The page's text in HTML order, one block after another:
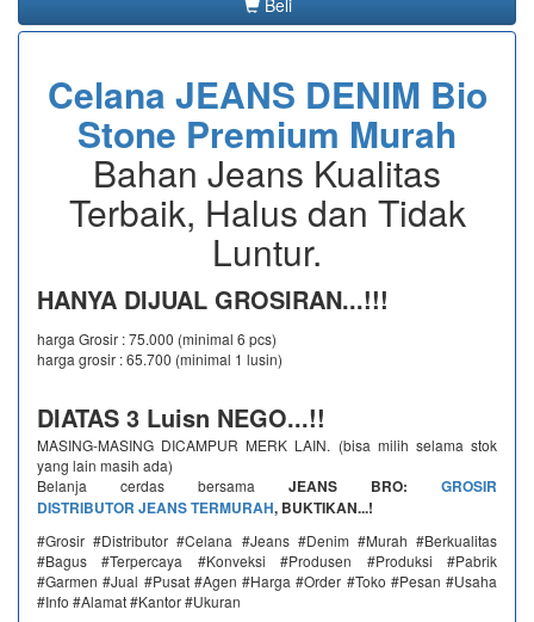
Beli
Celana JEANS DENIM Bio
Stone Premium Murah
Bahan Jeans Kualitas
Terbaik, Halus dan Tidak
Luntur.
HANYA DIJUAL GROSIRAN...!!!
harga Grosir : 75.000 (minimal 6 pcs)
harga grosir : 65.700 (minimal 1 lusin)
DIATAS 3 Luisn NEGO...!!
MASING-MASING DICAMPUR MERK LAIN. (bisa milih selama stok
yang lain masih ada)
Belanja cerdas bersama JEANS BRO: GROSIR
DISTRIBUTOR JEANS TERMURAH, BUKTIKAN...!
#Grosir #Distributor #Celana #Jeans #Denim #Murah #Berkualitas
#Bagus #Terpercaya #Konveksi #Produsen #Produksi #Pabrik
#Garmen #Jual #Pusat #Agen #Harga #Order #Toko #Pesan #Usaha
#Info #Alamat #Kantor #Ukuran